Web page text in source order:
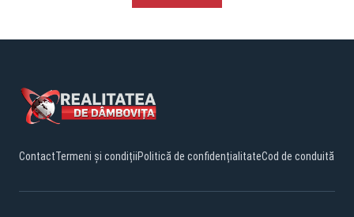
ContactTermeni și condițiiPolitică de confidențialitateCod de conduită